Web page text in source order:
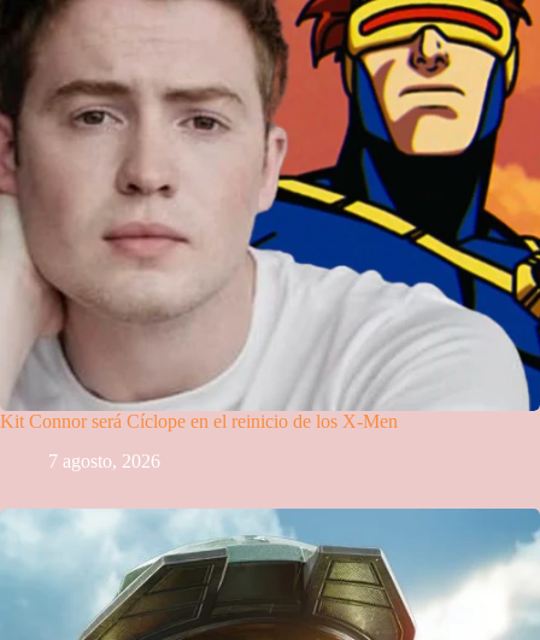
Kit Connor será Cíclope en el reinicio de los X-Men
7 agosto, 2026